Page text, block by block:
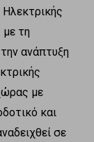
με τη
ανάπτυξη
με
και
σε